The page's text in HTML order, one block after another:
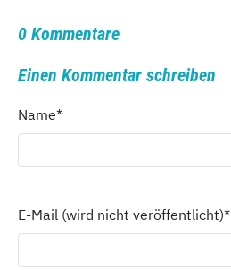
0 Kommentare
Einen Kommentar schreiben
Name*
E-Mail (wird nicht veröffentlicht)*